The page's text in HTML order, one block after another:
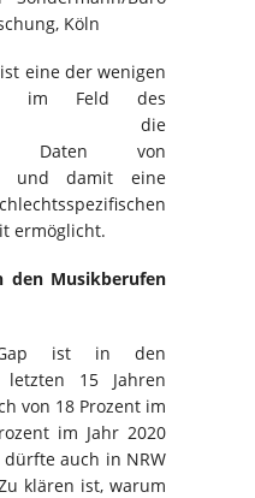
Köln
eine der wenigen
im Feld des
die
Daten von
und damit eine
ermöglicht.
den Musikberufen
ist in den
15 Jahren
von 18 Prozent im
im Jahr 2020
auch in NRW
klären ist, warum